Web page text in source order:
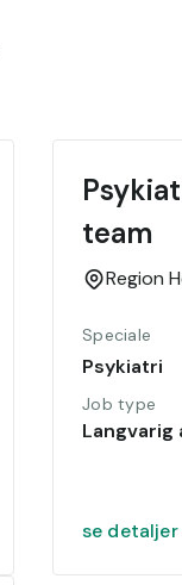
team
Region
Speciale
Psykiatri
Job type
se detaljer